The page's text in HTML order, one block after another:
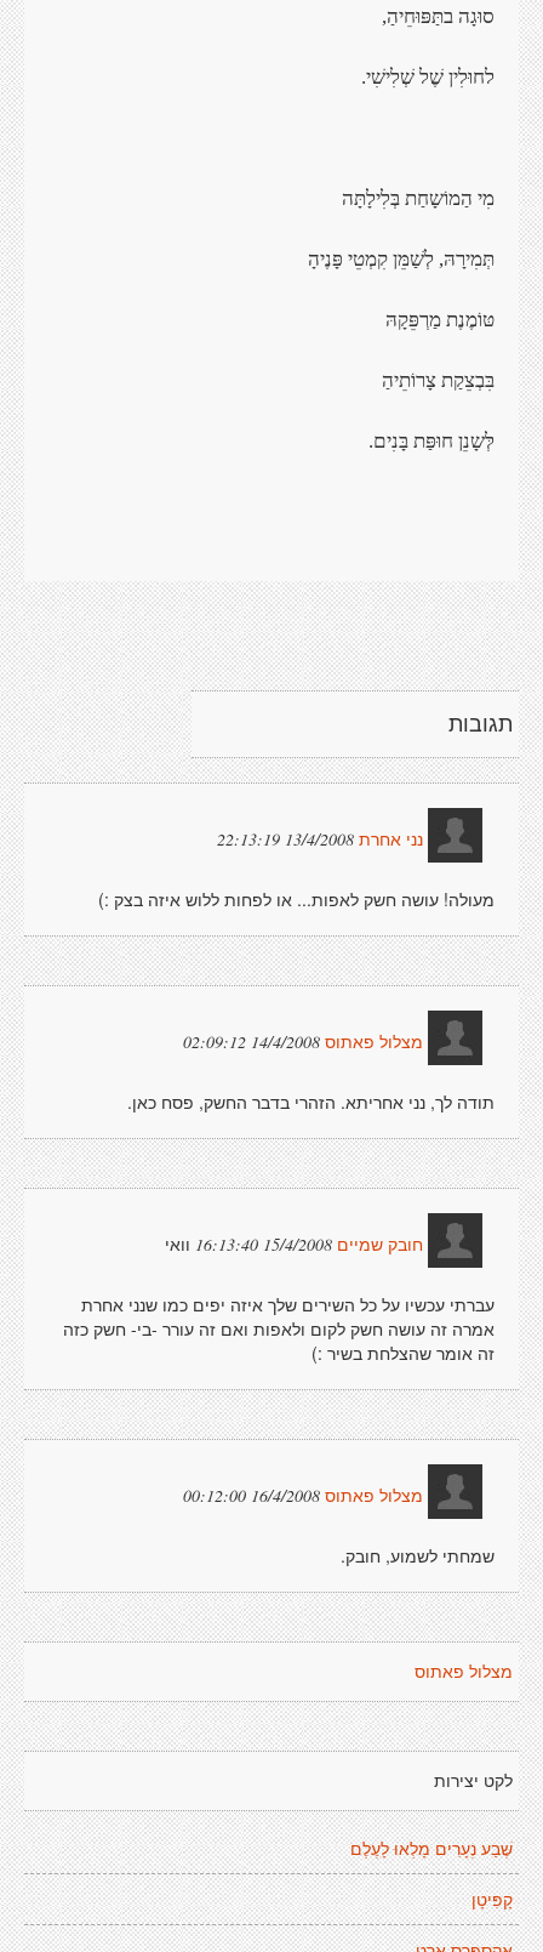
סוּגָה בתַּפּוּחֵיהַ,
לחוּלִין שֶׁל שְׁלִישִׁי.
מִי הַמוֹשָחַת בְּלִילָתָּה
תְּמִירָהּ, לְשַׁמֵּן קִמְטֵי פָּנֶיהָ
טּוֹמֶנֶת מַרְפֵּקָהּ
בִּבְצֵקַת צָרוֹתֵיהַ
לְּשָנֵן חוּפַּת בָּנִים.
תגובות
נני אחרת 13/4/2008 22:13:19
מעולה! עושה חשק לאפות... או לפחות ללוש איזה בצק :)
מצלול פאתוס 14/4/2008 02:09:12
תודה לך, נני אחריתא. הזהרי בדבר החשק, פסח כאן.
חובק שמיים 15/4/2008 16:13:40 וואי
עברתי עכשיו על כל השירים שלך איזה יפים כמו שנני אחרת
אמרה זה עושה חשק לקום ולאפות ואם זה עורר -בי- חשק כזה
זה אומר שהצלחת בשיר :)
מצלול פאתוס 16/4/2008 00:12:00
שמחתי לשמוע, חובק.
מצלול פאתוס
לקט יצירות
שֶׁבַע נְעָרִים מָלְאוּ לָעֶלֶם
קָפִּיטָן